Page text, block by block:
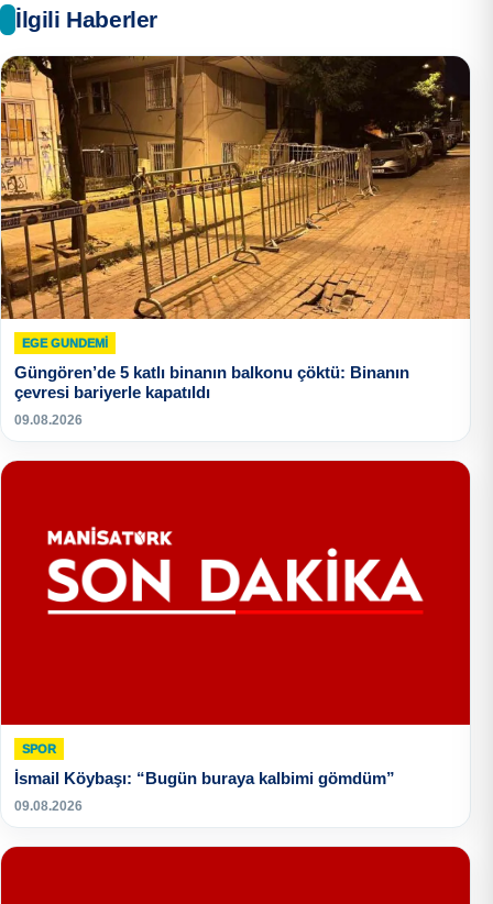
İlgili Haberler
EGE GUNDEMİ
Güngören’de 5 katlı binanın balkonu çöktü: Binanın
çevresi bariyerle kapatıldı
09.08.2026
SPOR
İsmail Köybaşı: “Bugün buraya kalbimi gömdüm”
09.08.2026